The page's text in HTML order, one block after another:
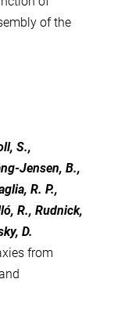
of the
S.,
Jensen, B.,
R. P.,
R., Rudnick,
D.
from